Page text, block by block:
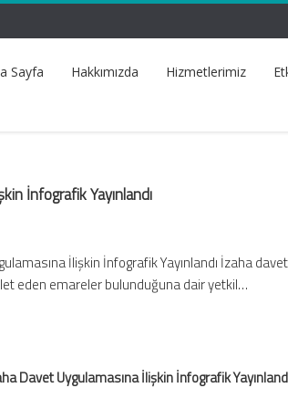
Sayfa Hakkımızda Hizmetlerimiz
İnfografik Yayınlandı
İlişkin İnfografik Yayınlandı İzaha
eden emareler bulunduğuna dair yetkil…
Davet Uygulamasına İlişkin İnfografik